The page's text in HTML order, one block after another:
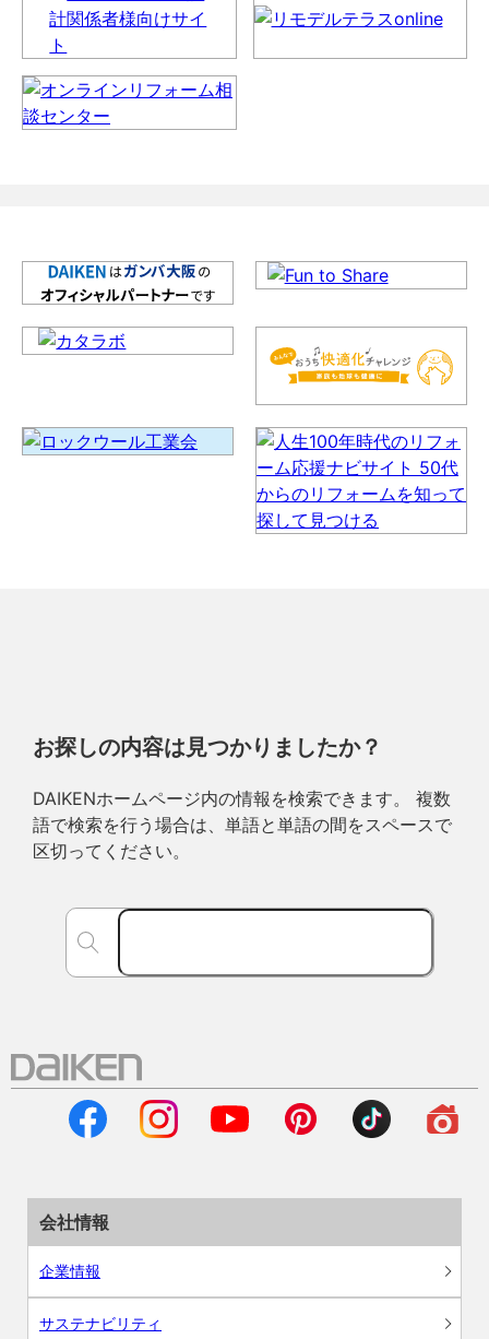
お探しの内容は見つかりましたか？
DAIKENホームページ内の情報を検索できます。 複数
語で検索を行う場合は、単語と単語の間をスペースで
区切ってください。
会社情報
企業情報
サステナビリティ